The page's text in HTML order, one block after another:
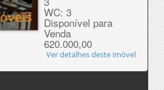
WC: 3
Disponível para
Venda
620.000,00
Ver detalhes deste imóvel